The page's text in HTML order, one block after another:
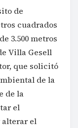
de
cuadrados
3.500 metros
Villa Gesell
que solicitó
de la
de la
el
el